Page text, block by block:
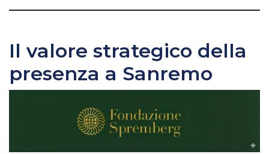
Il valore strategico della
presenza a Sanremo